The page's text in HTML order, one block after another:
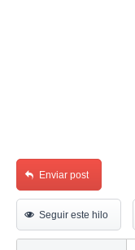
Enviar post
Seguir este hilo